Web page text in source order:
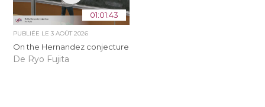
01:01:43
PUBLIÉE LE3 AOÛT 2026
On the Hernandez conjecture
De Ryo Fujita